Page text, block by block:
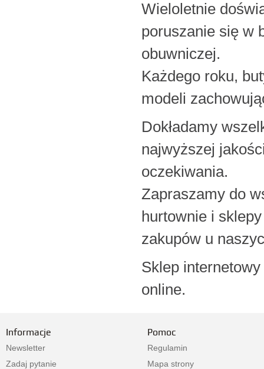
Wieloletnie
poruszanie się w
obuwniczej.
Każdego roku,
modeli
Dokładamy
najwyższej
oczekiwania.
Zapraszamy do
hurtownie i
zakupów u
Sklep
online.
Informacje
Newsletter
Zadaj pytanie
Pomoc
Regulamin
Mapa strony